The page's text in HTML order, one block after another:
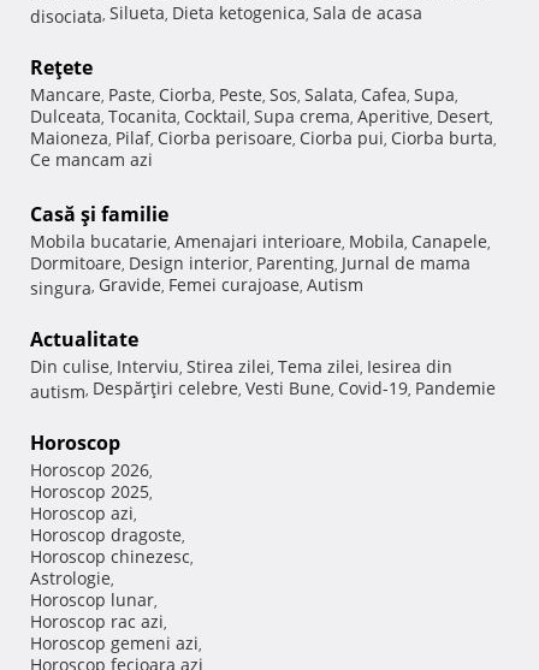
disociata, Silueta, Dieta ketogenica, Sala de acasa
Reţete
Mancare, Paste, Ciorba, Peste, Sos, Salata, Cafea, Supa,
Dulceata, Tocanita, Cocktail, Supa crema, Aperitive, Desert,
Maioneza, Pilaf, Ciorba perisoare, Ciorba pui, Ciorba burta,
Ce mancam azi
Casă şi familie
Mobila bucatarie, Amenajari interioare, Mobila, Canapele,
Dormitoare, Design interior, Parenting, Jurnal de mama
singura, Gravide, Femei curajoase, Autism
Actualitate
Din culise, Interviu, Stirea zilei, Tema zilei, Iesirea din
autism, Despărţiri celebre, Vesti Bune, Covid-19, Pandemie
Horoscop
Horoscop 2026,
Horoscop 2025,
Horoscop azi,
Horoscop dragoste,
Horoscop chinezesc,
Astrologie,
Horoscop lunar,
Horoscop rac azi,
Horoscop gemeni azi,
Horoscop fecioara azi